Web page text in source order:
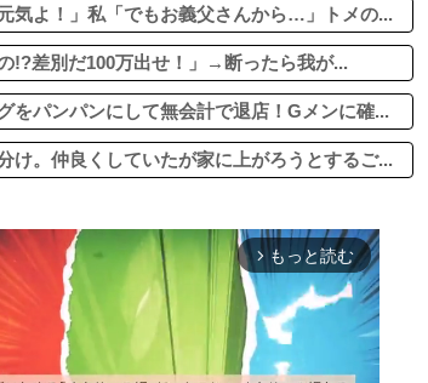
気よ！」私「でもお義父さんから…」トメの...
!?差別だ100万出せ！」→断ったら我が...
をパンパンにして無会計で退店！Gメンに確...
け。仲良くしていたが家に上がろうとするご...
arrow_forward_ios もっと読む